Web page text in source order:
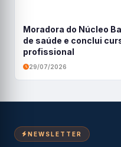
Moradora do Núcleo
de saúde e conclui
profissional
29/07/2026
NEWSLETTER